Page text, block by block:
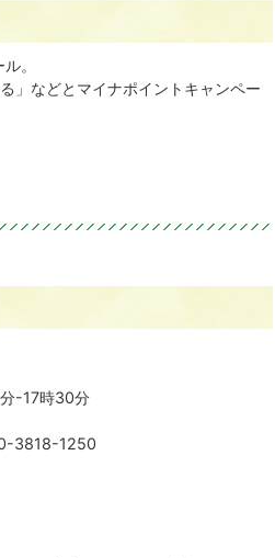
。
」などとマイナポイントキャンペー
-17時30分
3818-1250